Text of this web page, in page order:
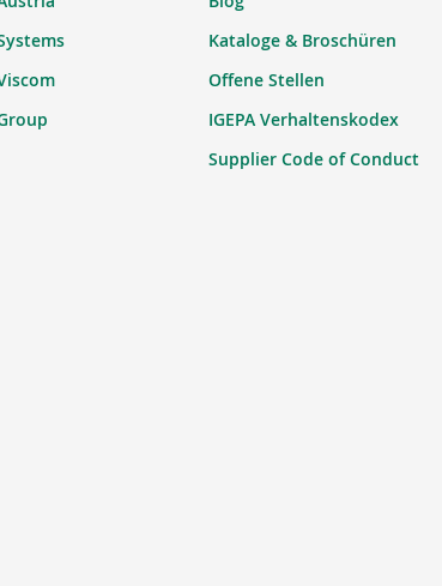
Kataloge & Broschüren
Offene Stellen
IGEPA Verhaltenskodex
Supplier Code of Conduct